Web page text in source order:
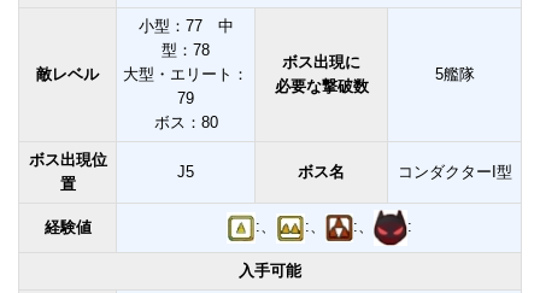
敵レベル
小型：77 中
型：78
大型・エリート：
79
ボス：80
ボス出現に
必要な撃破数
5艦隊
ボス出現位
置
J5 ボス名 コンダクターI型
経験値 :、 :、 :、 :
入手可能